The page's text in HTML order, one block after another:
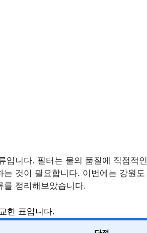
입니다. 필터는 물의 품질에 직접적인
것이 필요합니다. 이번에는 강원도
를 정리해보았습니다.
한 표입니다.